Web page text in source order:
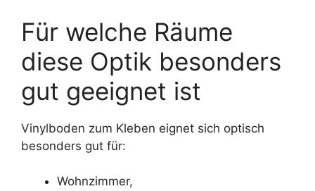
Für welche Räume
diese Optik besonders
gut geeignet ist
Vinylboden zum Kleben eignet sich optisch
besonders gut für:
Wohnzimmer,